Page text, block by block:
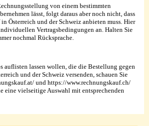
von einem bestimmten
lässt, folgt daraus aber noch nicht, dass
Österreich und der Schweiz anbieten muss. Hier
Vertragsbedingungen an. Halten Sie
nochmal Rücksprache.
auflisten lassen wollen, die die Bestellung gegen
und der Schweiz versenden, schauen Sie
und https://www.rechnungskauf.ch/
eine vielseitige Auswahl mit entsprechenden